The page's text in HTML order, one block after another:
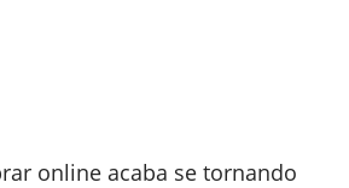
online acaba se tornando